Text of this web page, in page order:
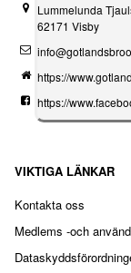
Lummelunda
62171 Visby
https://
https://
VIKTIGA LÄNKAR
Kontakta oss
Medlems -och